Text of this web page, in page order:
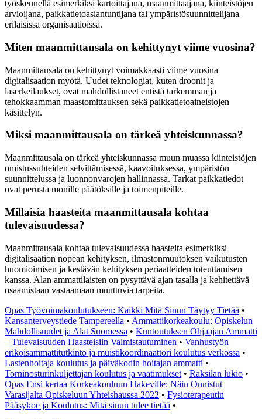
työskennellä esimerkiksi kartoittajana, maanmittaajana, kiinteistöjen
arvioijana, paikkatietoasiantuntijana tai ympäristösuunnittelijana
erilaisissa organisaatioissa.
Miten maanmittausala on kehittynyt viime vuosina?
Maanmittausala on kehittynyt voimakkaasti viime vuosina
digitalisaation myötä. Uudet teknologiat, kuten droonit ja
laserkeilaukset, ovat mahdollistaneet entistä tarkemman ja
tehokkaamman maastomittauksen sekä paikkatietoaineistojen
käsittelyn.
Miksi maanmittausala on tärkeä yhteiskunnassa?
Maanmittausala on tärkeä yhteiskunnassa muun muassa kiinteistöjen
omistussuhteiden selvittämisessä, kaavoituksessa, ympäristön
suunnittelussa ja luonnonvarojen hallinnassa. Tarkat paikkatiedot
ovat perusta monille päätöksille ja toimenpiteille.
Millaisia haasteita maanmittausala kohtaa
tulevaisuudessa?
Maanmittausala kohtaa tulevaisuudessa haasteita esimerkiksi
digitalisaation nopean kehityksen, ilmastonmuutoksen vaikutusten
huomioimisen ja kestävän kehityksen periaatteiden toteuttamisen
kanssa. Alan ammattilaisten on pysyttävä ajan tasalla ja kehitettävä
osaamistaan vastaamaan muuttuvia tarpeita.
Opas Työvoimakoulutukseen: Kaikki Mitä Sinun Täytyy Tietää •
Kansanterveystiede Tampereella • Ammattikorkeakoulu: Opiskelun
Mahdollisuudet ja Alat Suomessa • Kuntoutuksen Ohjaajan Ammatti
– Tulevaisuuden Haasteisiin Valmistautuminen • Vanhustyön
erikoisammattitutkinto ja muistikoordinaattori koulutus verkossa •
Lastenhoitaja koulutus ja päiväkodin hoitajan ammatti •
Torninosturinkuljettajan koulutus ja vaatimukset • Raksilan lukio •
Opas Ensi kertaa Korkeakouluun Hakeville: Näin Onnistut
Varasijalta Opiskeluun Yhteishaussa 2022 • Fysioterapeutin
Pääsykoe ja Koulutus: Mitä sinun tulee tietää •